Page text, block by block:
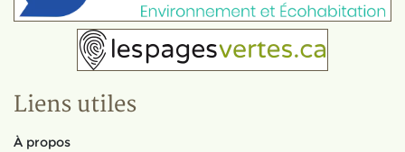
Liens utiles
À propos